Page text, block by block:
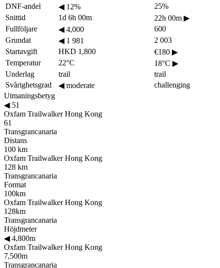
DNF-andel
◀12%
25%
Snittid
1d 6h 00m 22h 00m ▶
Fullföljare
◀4,000
600
Grundat
◀1 981
2 003
Startavgift
HKD 1,800 €180 ▶
Temperatur
22°C 18°C ▶
Underlag
trail
trail
Svårighetsgrad
◀moderate
challenging
Utmaningsbetyg
◀51
Oxfam Trailwalker Hong Kong
61
Transgrancanaria
Distans
100 km
Oxfam Trailwalker Hong Kong
128 km
Transgrancanaria
Format
100km
Oxfam Trailwalker Hong Kong
128km
Transgrancanaria
Höjdmeter
◀4,800m
Oxfam Trailwalker Hong Kong
7,500m
Transgrancanaria